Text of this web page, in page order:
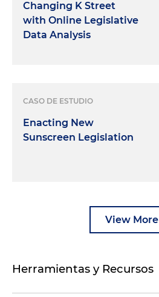
Changing K Street
with Online Legislative
Data Analysis
CASO DE ESTUDIO
Enacting New
Sunscreen Legislation
View More
Herramientas y Recursos